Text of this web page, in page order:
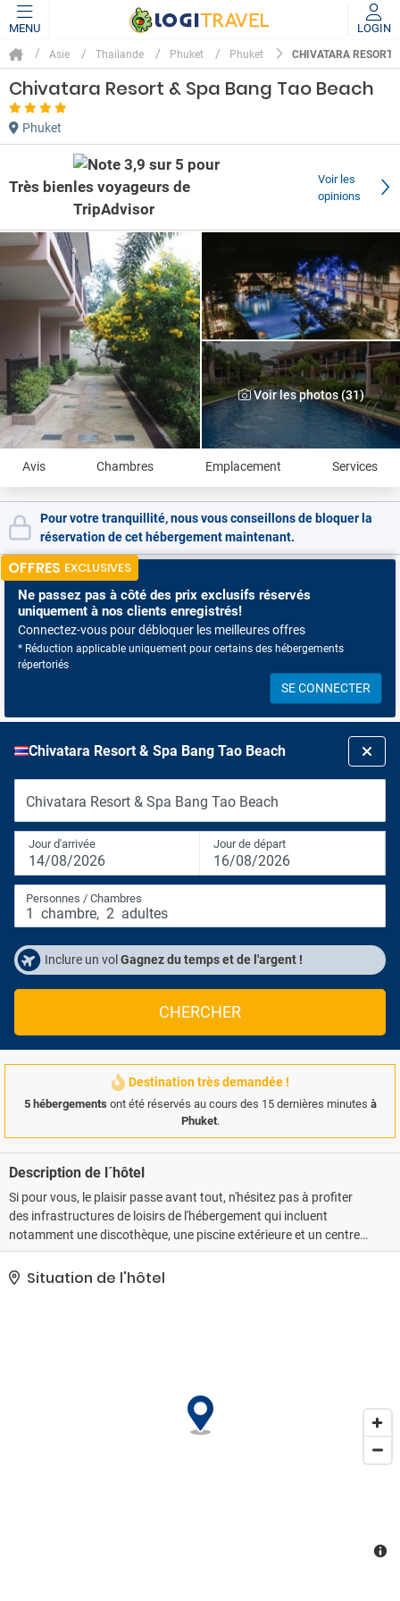
MENU LOGIN
Asie Thailande Phuket Phuket CHIVATARA RESORT
Chivatara Resort & Spa Bang Tao Beach
Phuket
Très bien
Voir les
opinions
Voir les photos (31)
Avis Chambres Emplacement Services
Pour votre tranquillité, nous vous conseillons de bloquer la
réservation de cet hébergement maintenant.
OFFRES EXCLUSIVES
Ne passez pas à côté des prix exclusifs réservés
uniquement à nos clients enregistrés!
Connectez-vous pour débloquer les meilleures offres
* Réduction applicable uniquement pour certains des hébergements
répertoriés
SE CONNECTER
Chivatara Resort & Spa Bang Tao Beach
Chivatara Resort & Spa Bang Tao Beach
Jour d'arrivée
14/08/2026
Jour de départ
16/08/2026
Personnes / Chambres
1 chambre, 2 adultes
Inclure un vol Gagnez du temps et de l'argent !
CHERCHER
Destination très demandée !
5 hébergements ont été réservés au cours des 15 dernières minutes à
Phuket.
Description de l´hôtel
Si pour vous, le plaisir passe avant tout, n'hésitez pas à profiter
des infrastructures de loisirs de l'hébergement qui incluent
notamment une discothèque, une piscine extérieure et un centre
de fitness. Cet hôtel propose également l'accès Wi-Fi à Internet
gratuit, un service de conciergerie et un service de garde d'enfants
échange d'un supplément, l'hébergement propose une navette
vers et depuis l'aéroport (24 h/24) et un parking gratuit se trouve
Situation de l'hôtel